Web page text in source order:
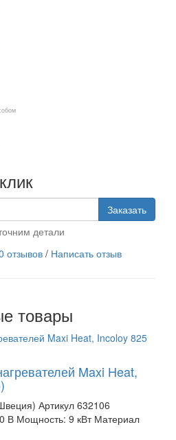
Заказать
детали
отзывов / Написать отзыв
товары
Maxi Heat,
Артикул 632106
В Мощность: 9 кВт Материал